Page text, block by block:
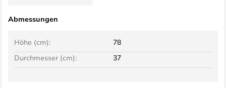
Abmessungen
Höhe (cm):
78
Durchmesser (cm):
37